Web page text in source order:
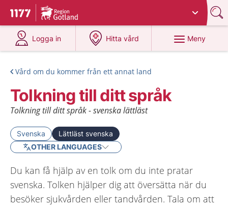
Till startsidan för 1177
Du har valt region
Logga in
på 1177.se
Hitta vård
på 1177.se
Meny
Vård om du kommer från ett annat land
Tolkning till ditt språk
Tolkning till ditt språk - svenska lättläst
Svenska
Lättläst svenska
OTHER LANGUAGES
Du kan få hjälp av en tolk om du inte pratar
svenska. Tolken hjälper dig att översätta när du
besöker sjukvården eller tandvården. Tala om att